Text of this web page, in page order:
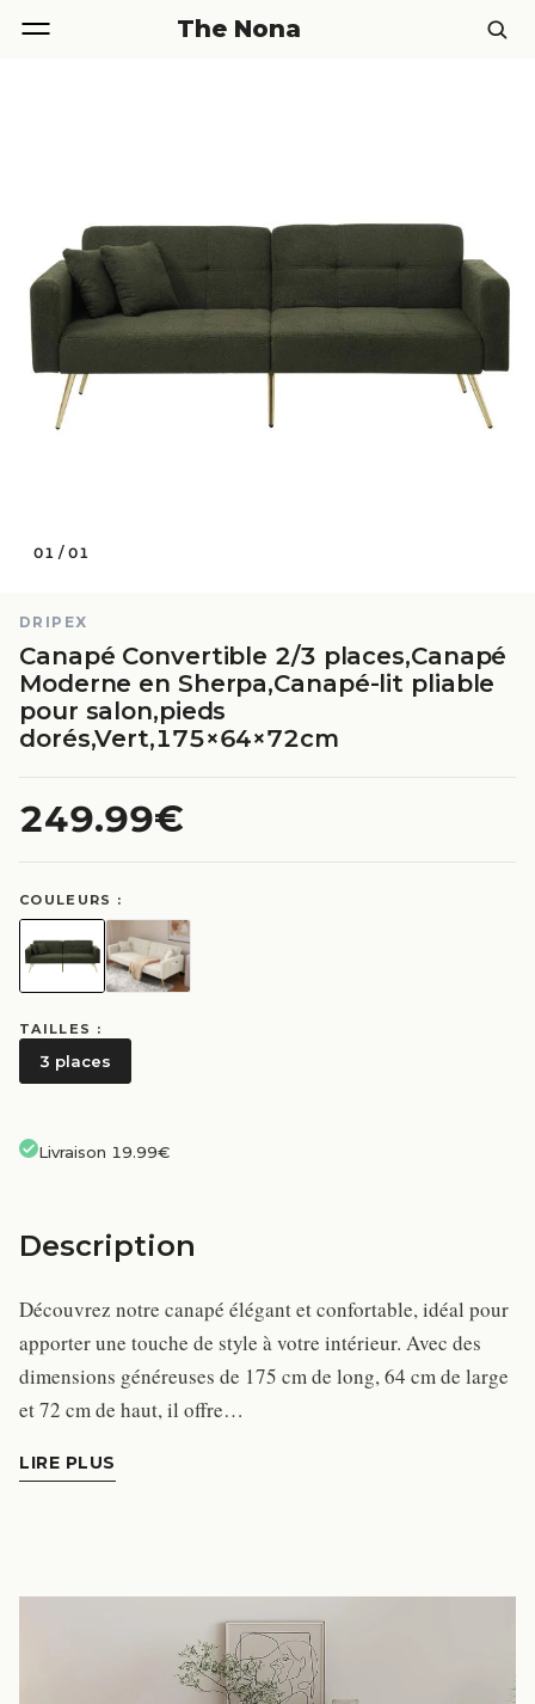
The Nona
01 /01
DRIPEX
Canapé Convertible 2/3 places,Canapé
Moderne en Sherpa,Canapé-lit pliable
pour salon,pieds
dorés,Vert,175×64×72cm
249.99€
COULEURS :
TAILLES :
3 places
Livraison 19.99€
Description
Découvrez notre canapé élégant et confortable, idéal pour
apporter une touche de style à votre intérieur. Avec des
dimensions généreuses de 175 cm de long, 64 cm de large
et 72 cm de haut, il offre…
LIRE PLUS